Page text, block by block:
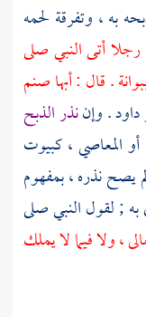
به ، وتفرقة لحمه
أتى النبي صلى
. قال : أبها صنم
داود. وإننذر الذبح
أو المعاصي ، كبيوت
يصح نذره ، بمفهوم
به ; لقول النبي صلى
، ولا فيما لا يملك